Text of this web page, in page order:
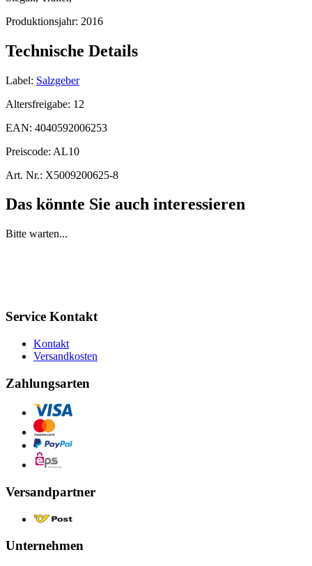
Produktionsjahr: 2016
Technische Details
Label: Salzgeber
Altersfreigabe: 12
EAN: 4040592006253
Preiscode: AL10
Art. Nr.: X5009200625-8
Das könnte Sie auch interessieren
Bitte warten...
Service Kontakt
Kontakt
Versandkosten
Zahlungsarten
Versandpartner
Unternehmen